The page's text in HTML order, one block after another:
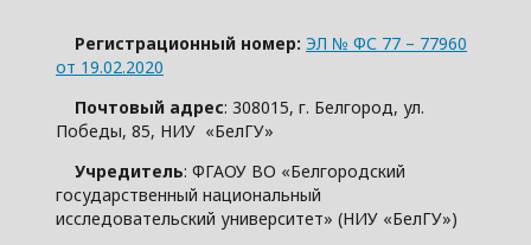
Регистрационный номер: ЭЛ № ФС 77 – 77960
от 19.02.2020
Почтовый адрес: 308015, г. Белгород, ул.
Победы, 85, НИУ «БелГУ»
Учредитель: ФГАОУ ВО «Белгородский
государственный национальный
исследовательский университет» (НИУ «БелГУ»)